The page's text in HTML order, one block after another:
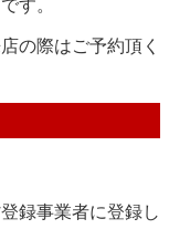
す。
の際はご予約頂く
録事業者に登録し